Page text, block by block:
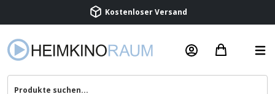
Kostenloser Versand